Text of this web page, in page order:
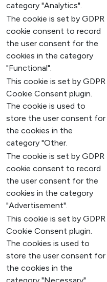
category "Analytics".
The cookie is set by GDPR
cookie consent to record
the user consent for the
cookies in the category
"Functional".
This cookie is set by GDPR
Cookie Consent plugin.
The cookie is used to
store the user consent for
the cookies in the
category "Other.
The cookie is set by GDPR
cookie consent to record
the user consent for the
cookies in the category
"Advertisement".
This cookie is set by GDPR
Cookie Consent plugin.
The cookies is used to
store the user consent for
the cookies in the